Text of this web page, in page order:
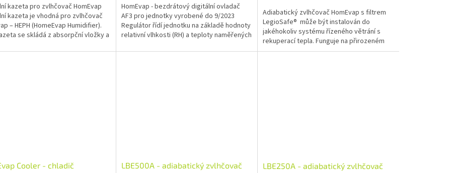
kazeta pro zvlhčovač HomEvap
kazeta je vhodná pro zvlhčovač
– HEPH (HomeEvap Humidifier).
se skládá z absorpční vložky a
HomEvap - bezdrátový digitální ovladač
AF3 pro jednotky vyrobené do 9/2023
Regulátor řídí jednotku na základě hodnoty
relativní vlhkosti (RH) a teploty naměřených
Adiabatický zvlhčovač HomEvap s filtrem
LegioSafe® může být instalován do
jakéhokoliv systému řízeného větrání s
rekuperací tepla. Funguje na přirozeném
procesu vypařování...
Cooler - chladič
LBE500A - adiabatický zvlhčovač
LBE250A - adiabatický zvlhčovač